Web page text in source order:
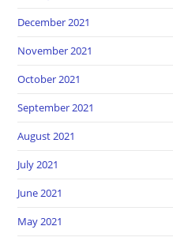
December 2021
November 2021
October 2021
September 2021
August 2021
July 2021
June 2021
May 2021